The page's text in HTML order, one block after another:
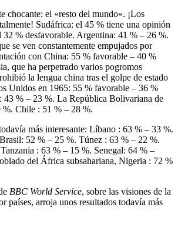
chocante: el «resto del mundo». ¡Los
Sudáfrica: el 45 % tiene una opinión
32 % desfavorable. Argentina: 41 % – 26 %.
se ven constantemente empujados por
con China: 55 % favorable – 40 %
que ha perpetrado varios pogromos
la lengua china tras el golpe de estado
Unidos en 1965: 55 % favorable – 36 %
43 % – 23 %. La República Bolivariana de
%. Chile : 51 % – 28 %.
más interesante: Líbano : 63 % – 33 %.
52 % – 25 %. Túnez : 63 % – 22 %.
: 63 % – 15 %. Senegal: 64 % –
del África subsahariana, Nigeria : 72 %
BBC World Service, sobre las visiones de la
países, arroja unos resultados todavía más